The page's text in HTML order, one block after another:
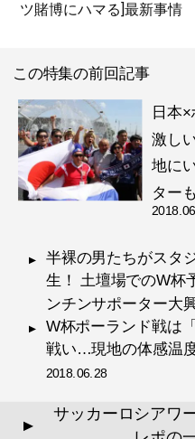
ツ賭博にハマる]最新事情
この特集の前回記事
日本
激し
地に
ター
半裸の男たちがスタ
生！ 土壇場でのW杯
ンチンサポーター大
W杯ポーランド戦は
戦い…現地の体感温
2018.06.28
▲
サッカーロシアワ